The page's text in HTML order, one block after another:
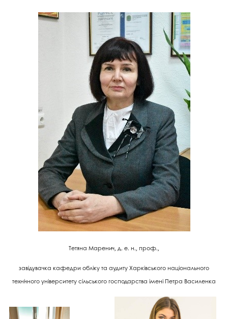
Тетяна Маренич, д. е. н., проф.,
завідувачка кафедри обліку та аудиту Харківського національного
технічного університету сільського господарства імені Петра Василенка